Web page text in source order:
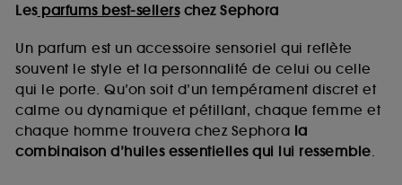
Lesparfums best-sellerschez Sephora
Un parfum est un accessoire sensoriel qui reflète
souvent le style et la personnalité de celui ou celle
qui le porte. Qu’on soit d’un tempérament discret et
calme ou dynamique et pétillant, chaque femme et
chaque homme trouvera chez Sephora la
combinaison d’huiles essentielles qui lui ressemble.